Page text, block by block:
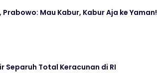
Prabowo: Mau Kabur, Kabur Aja ke Yaman!
Separuh Total Keracunan di RI